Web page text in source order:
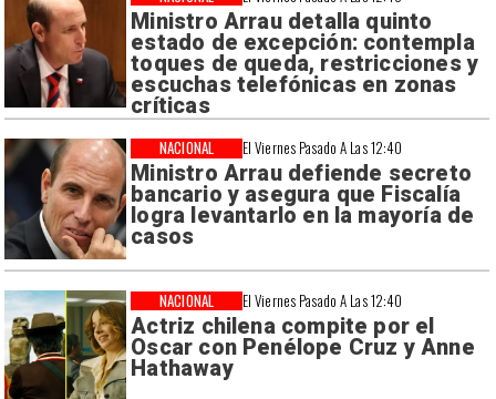
Ministro Arrau detalla quinto
estado de excepción: contempla
toques de queda, restricciones y
escuchas telefónicas en zonas
críticas
El Viernes Pasado A Las 12:40
Ministro Arrau defiende secreto
bancario y asegura que Fiscalía
logra levantarlo en la mayoría de
casos
NACIONAL
El Viernes Pasado A Las 12:40
Actriz chilena compite por el
Oscar con Penélope Cruz y Anne
Hathaway
NACIONAL